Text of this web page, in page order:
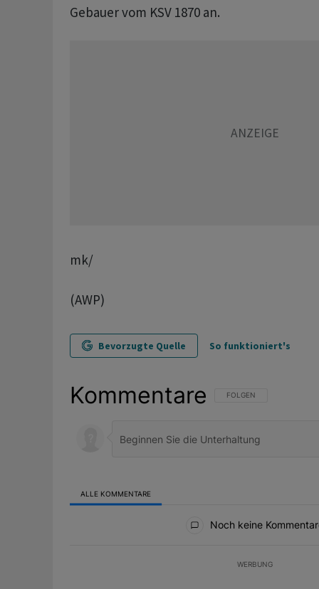
Gebauer vom KSV 1870 an.
mk/
(AWP)
Bevorzugte Quelle So funktioniert's
Kommentare FOLGE DIESER
FOLGEN
ALLE KOMMENTARE
Noch keine
WERBUNG